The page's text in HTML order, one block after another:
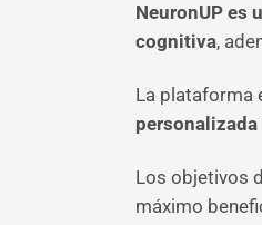
NeuronUP es
cognitiva,
La plataforma
Los objetivos
máximo